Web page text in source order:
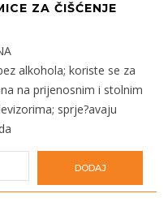
ZA ČIŠĆENJE
alkohola; koriste se za
na prijenosnim i stolnim
sprje?avaju
DODAJ